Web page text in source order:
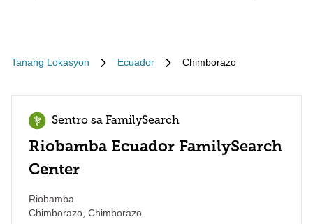
Tanang Lokasyon Ecuador Chimborazo
Sentro sa FamilySearch
Riobamba Ecuador FamilySearch
Center
Riobamba
Chimborazo Chimborazo